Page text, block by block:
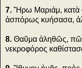
7. Ἤρω Μαριάμ, κατὰ
ἀσπόρως κυήσασα,
8. Θαῦμα ἀληθῶς,
νεκροφόρος